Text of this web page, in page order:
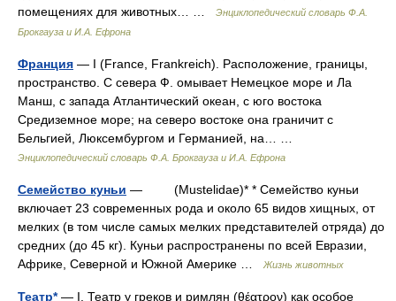
помещениях для животных… …
Энциклопедический словарь Ф.А.
Брокгауза и И.А. Ефрона
Франция — I (France, Frankreich). Расположение, границы,
пространство. С севера Ф. омывает Немецкое море и Ла
Манш, с запада Атлантический океан, с юго востока
Средиземное море; на северо востоке она граничит с
Бельгией, Люксембургом и Германией, на… …
Энциклопедический словарь Ф.А. Брокгауза и И.А. Ефрона
Семейство куньи — (Mustelidae)* * Семейство куньи
включает 23 современных рода и около 65 видов хищных, от
мелких (в том числе самых мелких представителей отряда) до
средних (до 45 кг). Куньи распространены по всей Евразии,
Африке, Северной и Южной Америке …
Жизнь животных
Театр*— I. Театр у греков и римлян (θέατρον) как особое